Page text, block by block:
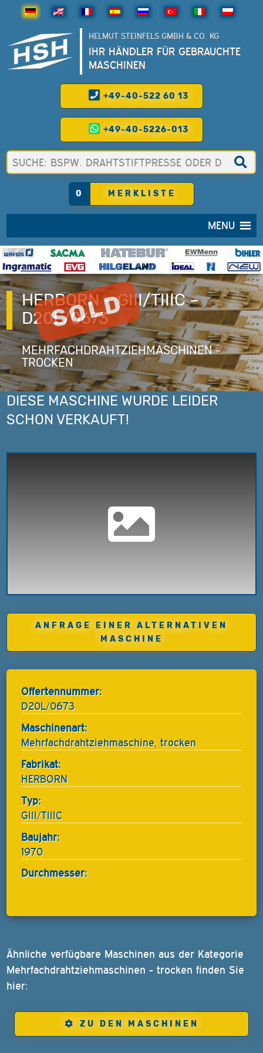
HELMUT STEINFELS GMBH & CO. KG
IHR HÄNDLER FÜR GEBRAUCHTE
MASCHINEN
+49-40-522 60 13
+49-40-5226-013
0 MERKLISTE
MENU
HERBORN – GIII/TIIIC –
D20L/0673
MEHRFACHDRAHTZIEHMASCHINEN -
TROCKEN
DIESE MASCHINE WURDE LEIDER
SCHON VERKAUFT!
ANFRAGE EINER ALTERNATIVEN
MASCHINE
Offertennummer:
D20L/0673
Maschinenart:
Mehrfachdrahtziehmaschine, trocken
Fabrikat:
HERBORN
Typ:
GIII/TIIIC
Baujahr:
1970
Durchmesser:
Ähnliche verfügbare Maschinen aus der Kategorie
Mehrfachdrahtziehmaschinen - trocken finden Sie
hier:
ZU DEN MASCHINEN